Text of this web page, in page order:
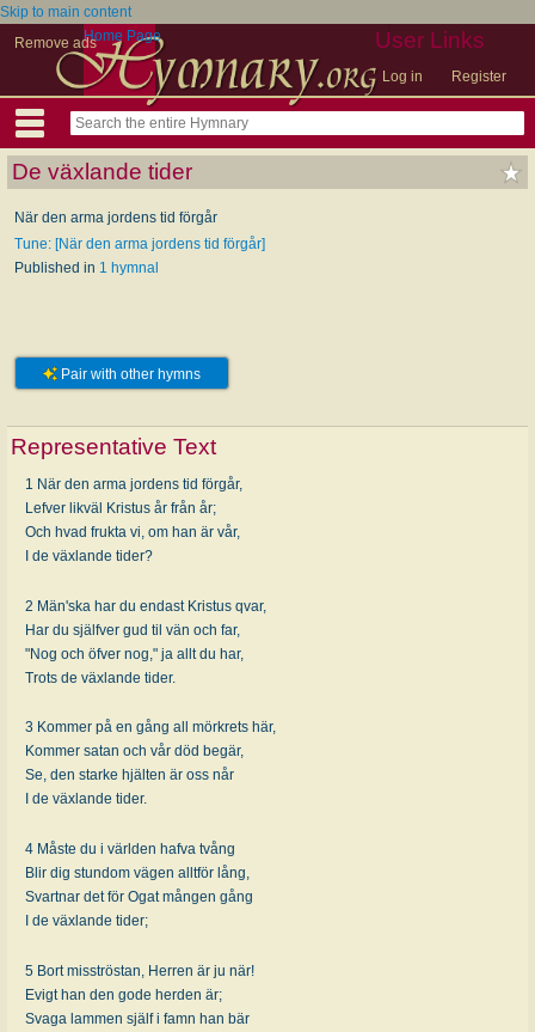
Skip to main content
Remove ads
User Links
Log in Register
Home Page
De växlande tider
När den arma jordens tid förgår
Tune: [När den arma jordens tid förgår]
Published in 1 hymnal
Pair with other hymns
Representative Text
1 När den arma jordens tid förgår,
Lefver likväl Kristus år från år;
Och hvad frukta vi, om han är vår,
I de växlande tider?
2 Män'ska har du endast Kristus qvar,
Har du själfver gud til vän och far,
"Nog och öfver nog," ja allt du har,
Trots de växlande tider.
3 Kommer på en gång all mörkrets här,
Kommer satan och vår död begär,
Se, den starke hjälten är oss når
I de växlande tider.
4 Måste du i världen hafva tvång
Blir dig stundom vägen alltför lång,
Svartnar det för Ogat mången gång
I de växlande tider;
5 Bort misströstan, Herren är ju när!
Evigt han den gode herden är;
Svaga lammen själf i famn han bär